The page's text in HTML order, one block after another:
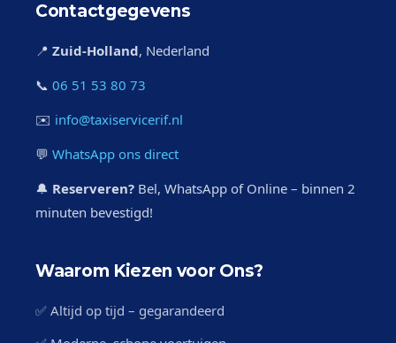
Contactgegevens
📍 Zuid-Holland, Nederland
📞 06 51 53 80 73
✉️ info@taxiservicerif.nl
💬 WhatsApp ons direct
🔔 Reserveren? Bel, WhatsApp of Online – binnen 2
minuten bevestigd!
Waarom Kiezen voor Ons?
✅ Altijd op tijd – gegarandeerd